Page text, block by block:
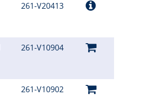
261-V20413
261-V10904
261-V10902